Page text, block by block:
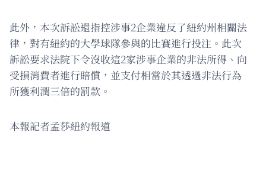
此外，本次訴訟還指控涉事2企業違反了紐約州相關法
律，對有紐約的大學球隊參與的比賽進行投注。此次
訴訟要求法院下令沒收這2家涉事企業的非法所得、向
受損消費者進行賠償，並支付相當於其透過非法行為
所獲利潤三倍的罰款。
本報記者孟莎紐約報道